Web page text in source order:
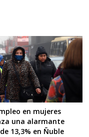
en mujeres
una alarmante
13,3% en Ñuble